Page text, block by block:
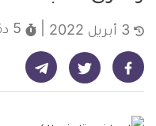
5 دقائق
شارك على فيسبوك - ديلي ميديكال انفو شارك على تويتر - ديلي ميديكال انفو شارك على تيليجرام - ديلي ميديكال انفو